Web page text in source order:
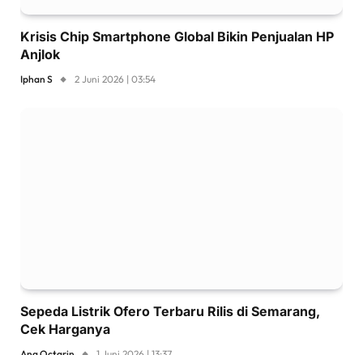
Krisis Chip Smartphone Global Bikin Penjualan HP
Anjlok
Iphan S 2 Juni 2026 | 03:54
Sepeda Listrik Ofero Terbaru Rilis di Semarang,
Cek Harganya